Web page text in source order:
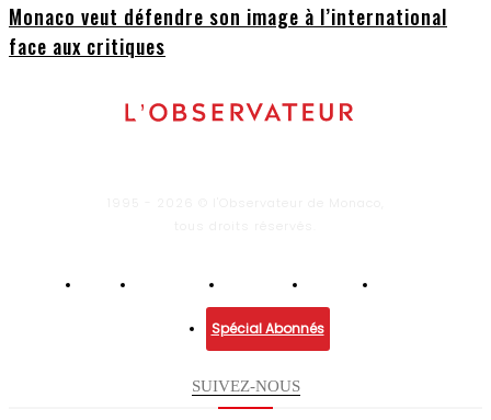
Monaco veut défendre son image à l’international
face aux critiques
Spécial Abonnés
SUIVEZ-NOUS